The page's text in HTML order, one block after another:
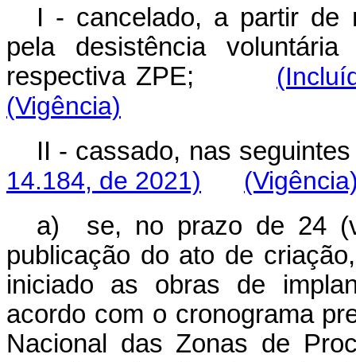
I - cancelado, a partir de
pela desistência
respectiva ZPE;
(Vigência)
II - cassado, nas
14.184, de 2021)
a) se, no prazo de 24
publicação do ato de
iniciado as obras de
acordo com o cronograma
Nacional das Zonas de